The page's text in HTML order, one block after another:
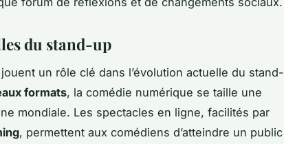
du stand-up
jouent un rôle clé dans l’évolution actuelle du stand-
formats, la comédie numérique se taille une
mondiale. Les spectacles en ligne, facilités par
, permettent aux comédiens d’atteindre un public